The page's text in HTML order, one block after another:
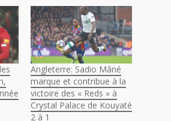
Angleterre: Sadio Mâné
marque et contribue à la
victoire des « Reds » à
Crystal Palace de Kouyaté
2 à 1